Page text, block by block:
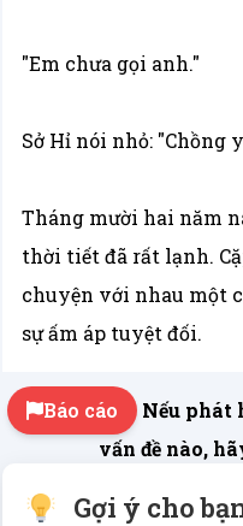
"Em chưa gọi anh."
Sở Hỉ nói nhỏ: "Chồng
Tháng mười hai năm
thời tiết đã rất lạnh.
chuyện với nhau một
sự ấm áp tuyệt đối.
Báo cáo
Nếu phát
vấn đề nào,
Gợi ý cho